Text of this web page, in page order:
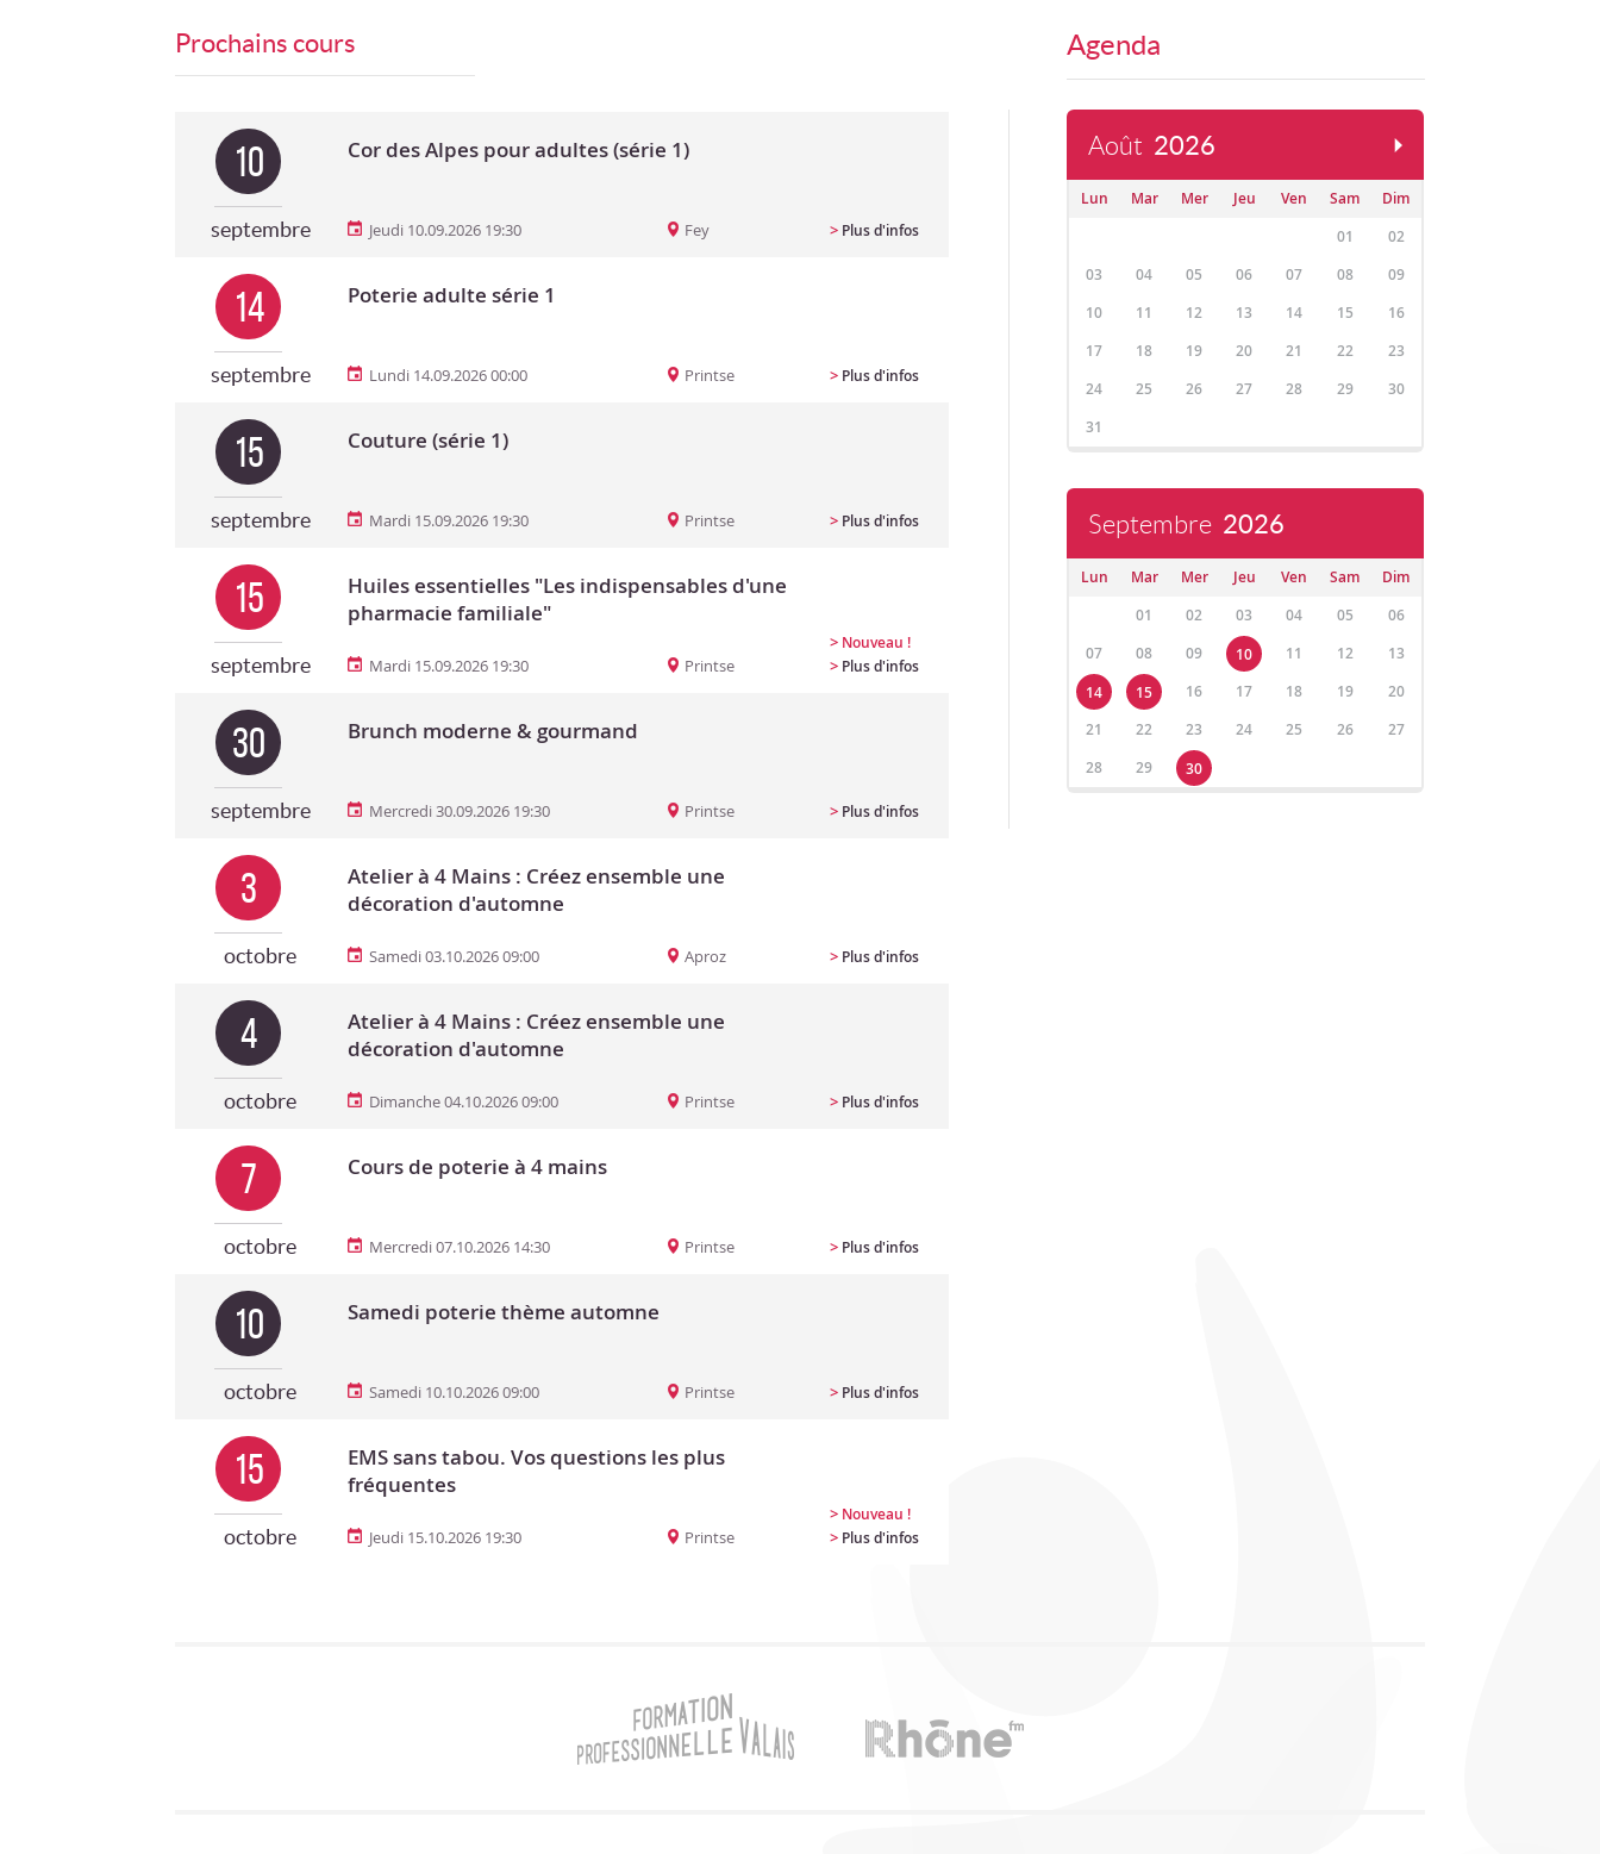
Prochains cours
10
septembre
Cor des Alpes pour adultes (série 1)
Jeudi 10.09.2026 19:30 Fey > Plus d'infos
14
septembre
Poterie adulte série 1
Lundi 14.09.2026 00:00 Printse > Plus d'infos
15
septembre
Couture (série 1)
Mardi 15.09.2026 19:30 Printse > Plus d'infos
15
septembre
Huiles essentielles "Les indispensables d'une
pharmacie familiale"
Mardi 15.09.2026 19:30 Printse
> Nouveau !
> Plus d'infos
30
septembre
Brunch moderne & gourmand
Mercredi 30.09.2026 19:30 Printse > Plus d'infos
3
octobre
Atelier à 4 Mains : Créez ensemble une
décoration d'automne
Samedi 03.10.2026 09:00 Aproz > Plus d'infos
4
octobre
Atelier à 4 Mains : Créez ensemble une
décoration d'automne
Dimanche 04.10.2026 09:00 Printse > Plus d'infos
7
octobre
Cours de poterie à 4 mains
Mercredi 07.10.2026 14:30 Printse > Plus d'infos
10
octobre
Samedi poterie thème automne
Samedi 10.10.2026 09:00 Printse > Plus d'infos
15
octobre
EMS sans tabou. Vos questions les plus
fréquentes
Jeudi 15.10.2026 19:30 Printse
> Nouveau !
> Plus d'infos
Agenda
Août 2026
Lun Mar Mer Jeu Ven Sam
Dim
01
02
03
04 05 06 07 08
09
10
11 12 13 14 15
16
17
18 19 20 21 22
23
24
25 26 27 28 29
30
31
Septembre 2026
Lun Mar Mer Jeu Ven Sam
Dim
01
02 03 04 05
06
07
08 09 10 11 12
13
14
15 16 17 18 19
20
21
22 23 24 25 26
27
28
29 30